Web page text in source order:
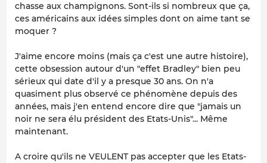
chasse aux champignons. Sont-ils si nombreux que ça,
ces américains aux idées simples dont on aime tant se
moquer ?
J'aime encore moins (mais ça c'est une autre histoire),
cette obsession autour d'un "effet Bradley" bien peu
sérieux qui date d'il y a presque 30 ans. On n'a
quasiment plus observé ce phénomène depuis des
années, mais j'en entend encore dire que "jamais un
noir ne sera élu président des Etats-Unis"... Même
maintenant.
A croire qu'ils ne VEULENT pas accepter que les Etats-